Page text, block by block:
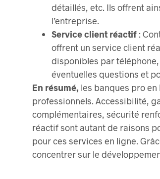
détaillés, etc. Ils offrent
l’entreprise.
Service client réactif :
offrent un service client
disponibles par
éventuelles questions et
En résumé, les banques pro
professionnels. Accessibilité,
complémentaires, sécurité
réactif sont autant de raisons
pour ces services en ligne.
concentrer sur le